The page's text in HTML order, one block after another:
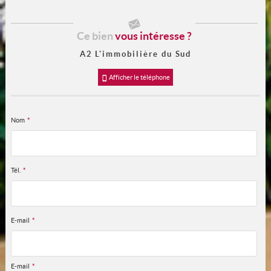
Ce bienvous intéresse ?
A2 L'immobilière du Sud
Afficher le téléphone
Nom *
Tél. *
E-mail *
E-mail *